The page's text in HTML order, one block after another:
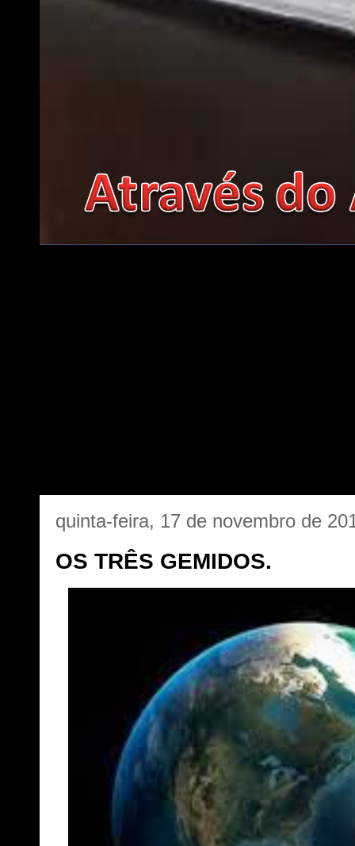
quinta-feira, 17 de novembro de
OS TRÊS GEMIDOS.